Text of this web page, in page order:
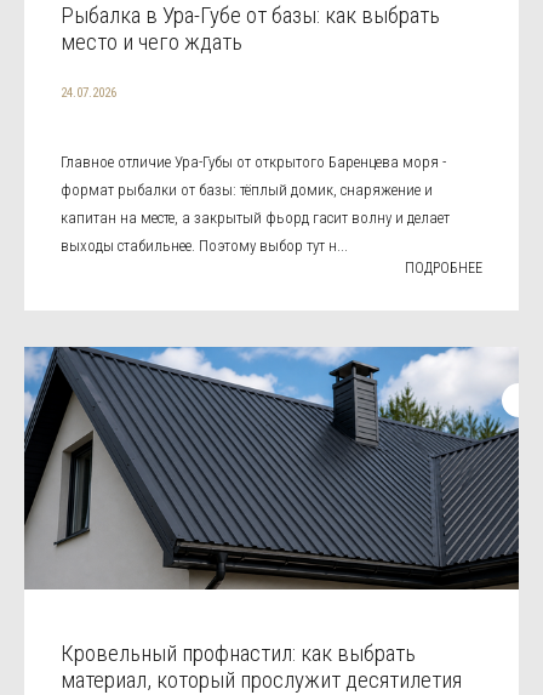
Рыбалка в Ура-Губе от базы: как выбрать
место и чего ждать
24.07.2026
Главное отличие Ура-Губы от открытого Баренцева моря -
формат рыбалки от базы: тёплый домик, снаряжение и
капитан на месте, а закрытый фьорд гасит волну и делает
выходы стабильнее. Поэтому выбор тут н...
ПОДРОБНЕЕ
Кровельный профнастил: как выбрать
материал, который прослужит десятилетия